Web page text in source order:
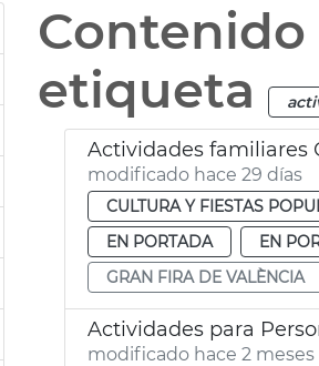
Contenido
etiqueta
Actividades familiares
modificado hace 29 días
CULTURA Y FIESTAS
EN PORTADA
EN
GRAN FIRA DE VALÈNCIA
Actividades para
modificado hace 2 meses